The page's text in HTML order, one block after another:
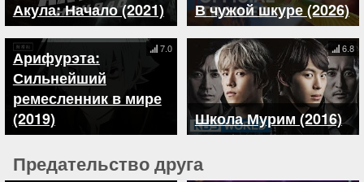
Акула: Начало (2021) В чужой шкуре (2026)
Арифурэта:
Сильнейший
ремесленник в мире
(2019)
7.0
Школа Мурим (2016)
6.8
Предательство друга